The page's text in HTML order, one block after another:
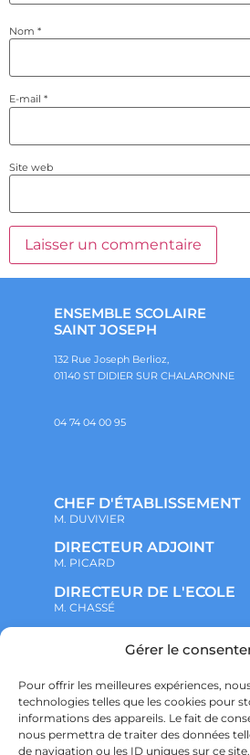
Gérer le
Pour offrir les meilleures expériences,
technologies telles que les cookies pour
informations des appareils. Le fait de
nous permettra de traiter des données
de navigation ou les ID uniques sur ce
Nom *
E-mail *
Site web
ENSEMBLE SCOLAIRE
SAINT JOSEPH
132 Rue Joseph Berlioz,
01140 ST DIDIER SUR CHALARONNE
04 74 04 00 95
CHEF D'ÉTABLISSEMENT
M. DUVIVIER
DIRECTEUR ADJOINT
M. PICARD
DIRECTEUR DE L'ECOLE
M. CHASSÉ
NOTRE ENSEMBLE
ADMINISTRATIF
VIE ASSOCIATIVE
PARTENARIATS
CONTACT
PRÉ-INSCRIPTION